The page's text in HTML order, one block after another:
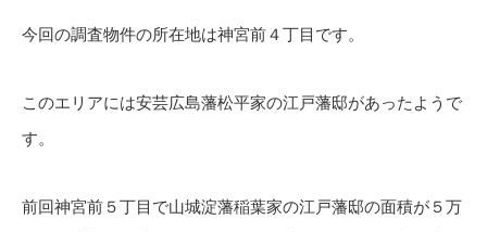
今回の調査物件の所在地は神宮前４丁目です。
このエリアには安芸広島藩松平家の江戸藩邸があったようで
す。
前回神宮前５丁目で山城淀藩稲葉家の江戸藩邸の面積が５万